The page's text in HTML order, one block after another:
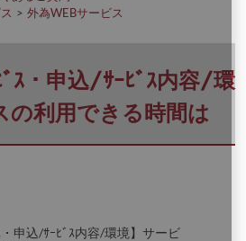
外為WEBサービス
ﾞｽ・申込/ｻｰﾋﾞｽ内容/環
の利用できる時間は
・申込/ｻｰﾋﾞｽ内容/環境】サービ